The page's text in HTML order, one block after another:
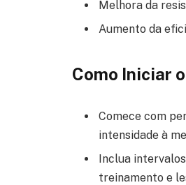
Melhora da
Aumento da
Como Iniciar
Comece com
intensidade à
Inclua
treinamento e